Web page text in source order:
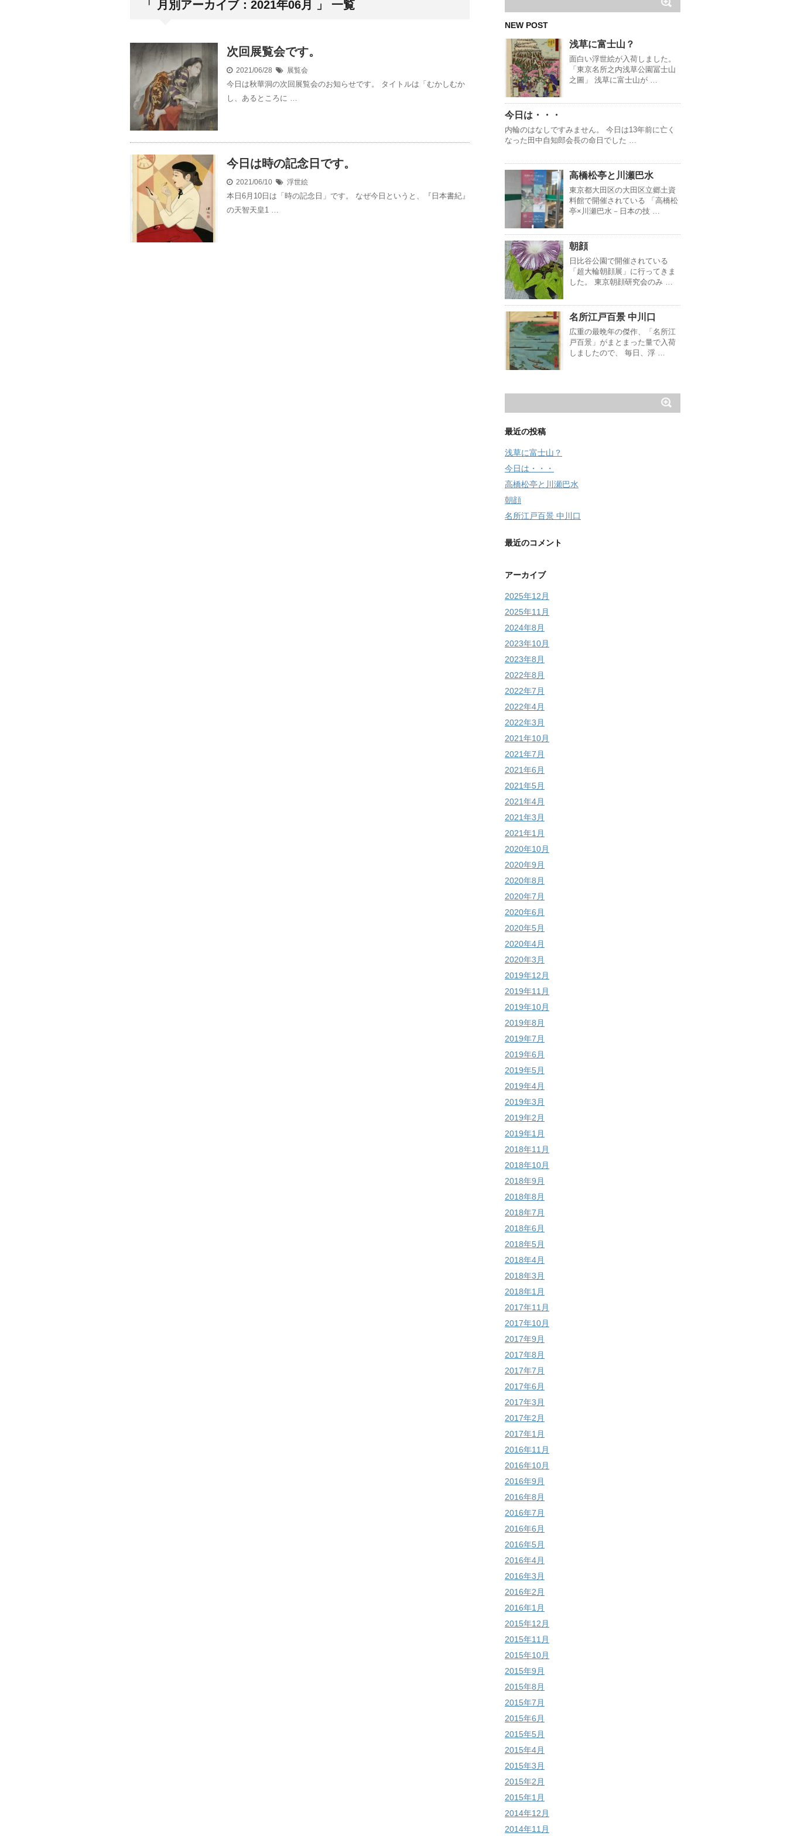
「 月別アーカイブ：2021年06月 」 一覧
次回展覧会です。
2021/06/28 展覧会
今日は秋華洞の次回展覧会のお知らせです。 タイトルは「むかしむか
し、あるところに …
今日は時の記念日です。
2021/06/10 浮世絵
本日6月10日は「時の記念日」です。 なぜ今日というと、『日本書紀』
の天智天皇1 …
NEW POST
浅草に富士山？
面白い浮世絵が入荷しました。
「東京名所之内浅草公園冨士山
之圖」 浅草に富士山が …
今日は・・・
内輪のはなしですみません。 今日は13年前に亡く
なった田中自知郎会長の命日でした …
高橋松亭と川瀬巴水
東京都大田区の大田区立郷土資
料館で開催されている 「高橋松
亭×川瀬巴水－日本の技 …
朝顔
日比谷公園で開催されている
「超大輪朝顔展」に行ってきま
した。 東京朝顔研究会のみ …
名所江戸百景 中川口
広重の最晩年の傑作、「名所江
戸百景」がまとまった量で入荷
しましたので、 毎日、浮 …
最近の投稿
浅草に富士山？
今日は・・・
高橋松亭と川瀬巴水
朝顔
名所江戸百景 中川口
最近のコメント
アーカイブ
2025年12月
2025年11月
2024年8月
2023年10月
2023年8月
2022年8月
2022年7月
2022年4月
2022年3月
2021年10月
2021年7月
2021年6月
2021年5月
2021年4月
2021年3月
2021年1月
2020年10月
2020年9月
2020年8月
2020年7月
2020年6月
2020年5月
2020年4月
2020年3月
2019年12月
2019年11月
2019年10月
2019年8月
2019年7月
2019年6月
2019年5月
2019年4月
2019年3月
2019年2月
2019年1月
2018年11月
2018年10月
2018年9月
2018年8月
2018年7月
2018年6月
2018年5月
2018年4月
2018年3月
2018年1月
2017年11月
2017年10月
2017年9月
2017年8月
2017年7月
2017年6月
2017年3月
2017年2月
2017年1月
2016年11月
2016年10月
2016年9月
2016年8月
2016年7月
2016年6月
2016年5月
2016年4月
2016年3月
2016年2月
2016年1月
2015年12月
2015年11月
2015年10月
2015年9月
2015年8月
2015年7月
2015年6月
2015年5月
2015年4月
2015年3月
2015年2月
2015年1月
2014年12月
2014年11月